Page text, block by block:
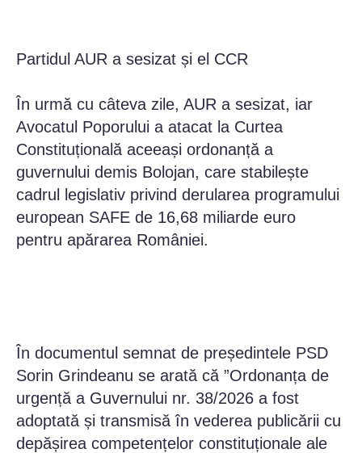
Partidul AUR a sesizat și el CCR
În urmă cu câteva zile, AUR a sesizat, iar
Avocatul Poporului a atacat la Curtea
Constituțională aceeași ordonanță a
guvernului demis Bolojan, care stabilește
cadrul legislativ privind derularea programului
european SAFE de 16,68 miliarde euro
pentru apărarea României.
În documentul semnat de președintele PSD
Sorin Grindeanu se arată că ”Ordonanța de
urgență a Guvernului nr. 38/2026 a fost
adoptată și transmisă în vederea publicării cu
depășirea competențelor constituționale ale